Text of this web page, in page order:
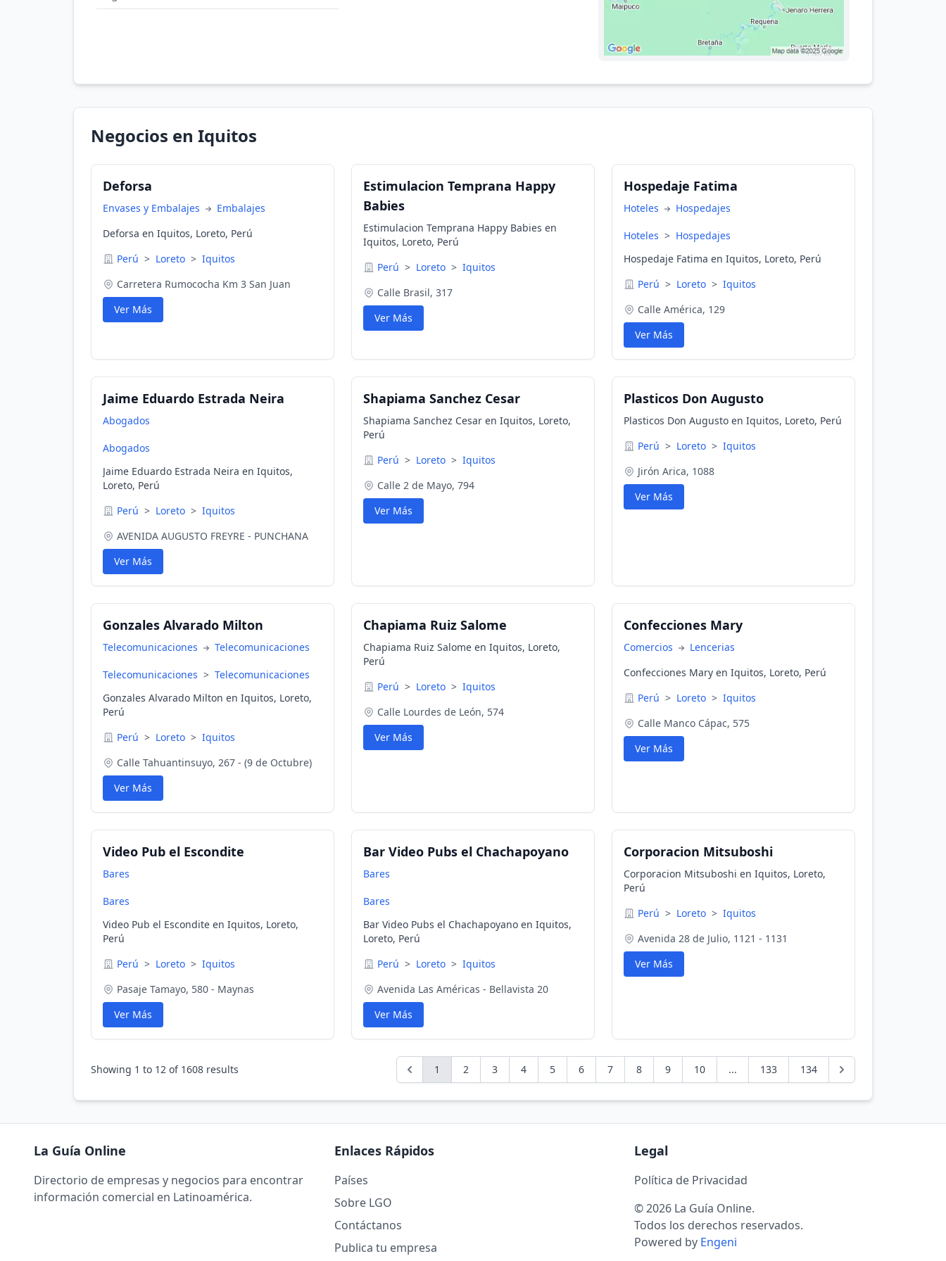
Negocios en Iquitos
Deforsa
Envases y Embalajes
Embalajes
Deforsa en Iquitos, Loreto, Perú
Perú > Loreto > Iquitos
Carretera Rumococha Km 3 San Juan
Ver Más
Estimulacion Temprana Happy
Babies
Estimulacion Temprana Happy Babies en
Iquitos, Loreto, Perú
Perú > Loreto > Iquitos
Calle Brasil, 317
Ver Más
Hospedaje Fatima
Hoteles Hospedajes
Hoteles > Hospedajes
Hospedaje Fatima en Iquitos, Loreto, Perú
Perú > Loreto > Iquitos
Calle América, 129
Ver Más
Jaime Eduardo Estrada Neira
Abogados
Abogados
Jaime Eduardo Estrada Neira en Iquitos,
Loreto, Perú
Perú > Loreto > Iquitos
AVENIDA AUGUSTO FREYRE - PUNCHANA
Ver Más
Shapiama Sanchez Cesar
Shapiama Sanchez Cesar en Iquitos, Loreto,
Perú
Perú > Loreto > Iquitos
Calle 2 de Mayo, 794
Ver Más
Plasticos Don Augusto
Plasticos Don Augusto en Iquitos, Loreto, Perú
Perú > Loreto > Iquitos
Jirón Arica, 1088
Ver Más
Gonzales Alvarado Milton
Telecomunicaciones Telecomunicaciones
Telecomunicaciones > Telecomunicaciones
Gonzales Alvarado Milton en Iquitos, Loreto,
Perú
Perú > Loreto > Iquitos
Calle Tahuantinsuyo, 267 - (9 de Octubre)
Ver Más
Chapiama Ruiz Salome
Chapiama Ruiz Salome en Iquitos, Loreto,
Perú
Perú > Loreto > Iquitos
Calle Lourdes de León, 574
Ver Más
Confecciones Mary
Comercios
Lencerias
Confecciones Mary en Iquitos, Loreto, Perú
Perú > Loreto > Iquitos
Calle Manco Cápac, 575
Ver Más
Video Pub el Escondite
Bares
Bares
Video Pub el Escondite en Iquitos, Loreto,
Perú
Perú > Loreto > Iquitos
Pasaje Tamayo, 580 - Maynas
Ver Más
Bar Video Pubs el Chachapoyano
Bares
Bares
Bar Video Pubs el Chachapoyano en Iquitos,
Loreto, Perú
Perú > Loreto > Iquitos
Avenida Las Américas - Bellavista 20
Ver Más
Corporacion Mitsuboshi
Corporacion Mitsuboshi en Iquitos, Loreto,
Perú
Perú > Loreto > Iquitos
Avenida 28 de Julio, 1121 - 1131
Ver Más
Showing 1 to 12 of 1608 results 1 2 3 4 5 6 7 8 9 10 ... 133 134
La Guía Online
Directorio de empresas y negocios para encontrar
información comercial en Latinoamérica.
Enlaces Rápidos
Países
Sobre LGO
Contáctanos
Publica tu empresa
Legal
Política de Privacidad
© 2026 La Guía Online.
Todos los derechos reservados.
Powered by Engeni